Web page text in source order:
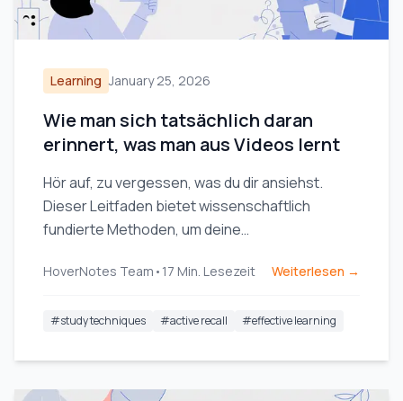
Learning January 25, 2026
Wie man sich tatsächlich daran
erinnert, was man aus Videos lernt
Hör auf, zu vergessen, was du dir ansiehst.
Dieser Leitfaden bietet wissenschaftlich
fundierte Methoden, um deine
durch aktives Abrufen und klügere Notizen zu
HoverNotes Team • 17 Min. Lesezeit Weiterlesen →
#study techniques #active recall #effective learning